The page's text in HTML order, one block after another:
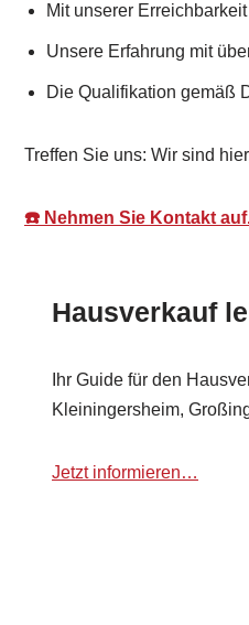
Mit unserer
Unsere Erfahrung mit
Die Qualifikation gemäß
Treffen Sie uns: Wir sind
☎️ Nehmen Sie Kontakt
Hausverkauf
Ihr Guide für den
Kleiningersheim,
Jetzt informieren…